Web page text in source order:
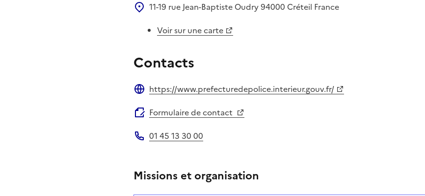
11-19 rue Jean-Baptiste Oudry94000 Créteil France
Voir sur une carte
Contacts
https://www.prefecturedepolice.interieur.gouv.fr/
Formulaire de contact
01 45 13 30 00
Missions et organisation